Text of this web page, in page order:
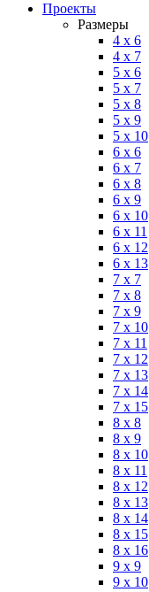
Проекты
Размеры
4 x 6
4 x 7
5 x 6
5 x 7
5 x 8
5 x 9
5 x 10
6 x 6
6 x 7
6 x 8
6 x 9
6 x 10
6 x 11
6 x 12
6 x 13
7 x 7
7 x 8
7 x 9
7 x 10
7 x 11
7 x 12
7 x 13
7 x 14
7 x 15
8 x 8
8 x 9
8 x 10
8 x 11
8 x 12
8 x 13
8 x 14
8 x 15
8 x 16
9 x 9
9 x 10